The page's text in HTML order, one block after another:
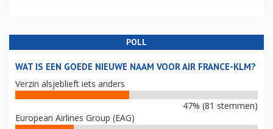
POLL
WAT IS EEN GOEDE NIEUWE NAAM VOOR AIR FRANCE-KLM?
Verzin alsjeblieft iets anders
47% (81 stemmen)
European Airlines Group (EAG)